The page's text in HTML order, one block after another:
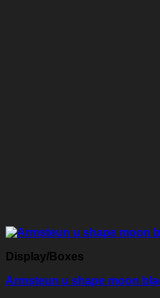
Display/Boxes
Armsteun u shape moon